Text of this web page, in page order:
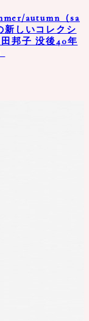
autumn（sa
新しいコレクシ
邦子 没後40年